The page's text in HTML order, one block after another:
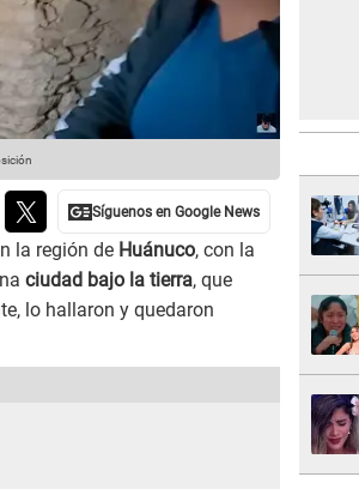
la región de Huánuco, con la
ciudad bajo la tierra, que
lo hallaron y quedaron